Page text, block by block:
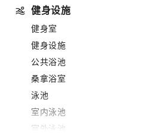
健身设施
健身室
健身设施
公共浴池
桑拿浴室
泳池
室内泳池
室外泳池